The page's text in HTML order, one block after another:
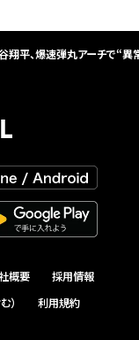
平、爆速弾丸アーチで“異
概要
採用情報
）
利用規約